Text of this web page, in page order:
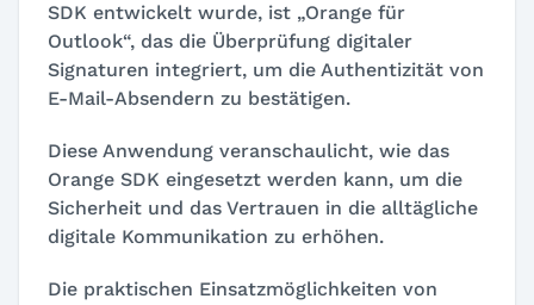
SDK entwickelt wurde, ist „Orange für
Outlook“, das die Überprüfung digitaler
Signaturen integriert, um die Authentizität von
E-Mail-Absendern zu bestätigen.
Diese Anwendung veranschaulicht, wie das
Orange SDK eingesetzt werden kann, um die
Sicherheit und das Vertrauen in die alltägliche
digitale Kommunikation zu erhöhen.
Die praktischen Einsatzmöglichkeiten von